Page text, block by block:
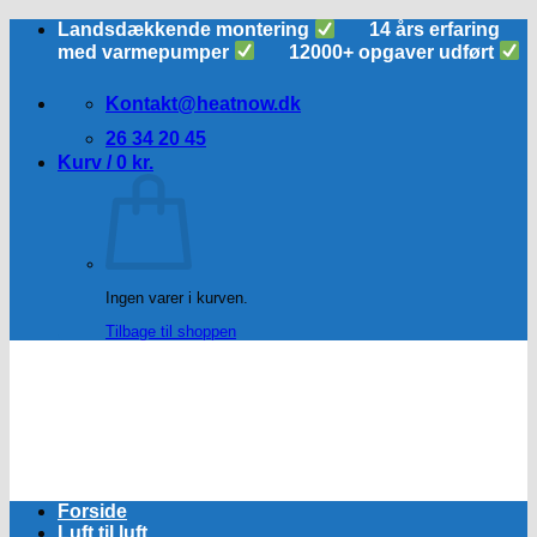
FortsætLandsdækkende montering
14 års erfaring
med varmepumper
12000+ opgaver udført
Kontakt@heatnow.dk
26 34 20 45
Kurv / 0 kr.
Ingen varer i kurven.
Tilbage til shoppen
Forside